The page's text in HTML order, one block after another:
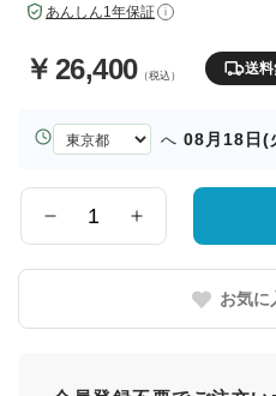
あんしん1年保証 i
￥ 26,400（税込） 送
お
届
県
へ 08月18日(
量
お気に